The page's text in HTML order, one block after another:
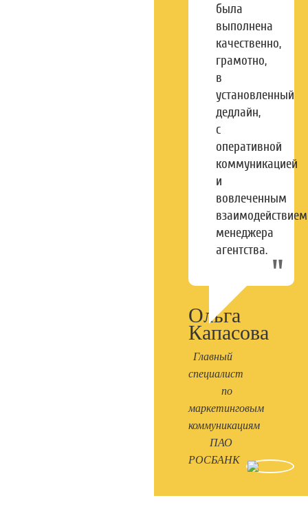
была
выполнена
качественно,
грамотно,
в
установленный
дедлайн,
с
оперативной
коммуникацией
и
вовлеченным
взаимодействием
менеджера
агентства.
Ольга
Капасова
Главный
специалист
по
маркетинговым
коммуникациям
ПАО
РОСБАНК